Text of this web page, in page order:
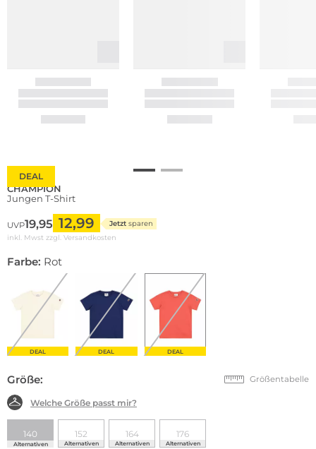
DEAL
CHAMPION
Jungen T-Shirt
UVP19,95 12,99 Jetzt sparen
inkl. Mwst zzgl. Versandkosten
Farbe: Rot
DEAL DEAL DEAL
Größe: Größentabelle
Welche Größe passt mir?
140
Alternativen
152
Alternativen
164
Alternativen
176
Alternativen